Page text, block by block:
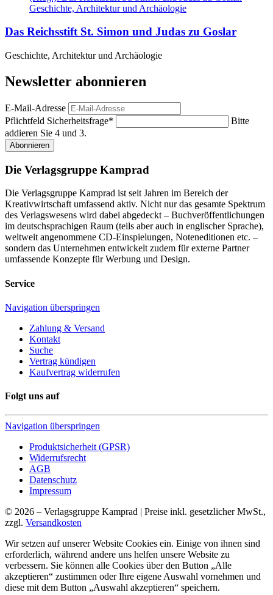
Das Reichsstift St. Simon und Judas zu Goslar
Geschichte, Architektur und Archäologie
Newsletter abonnieren
E-Mail-Adresse
Pflichtfeld Sicherheitsfrage*
Bitte
addieren Sie 4 und 3.
Abonnieren
Die Verlagsgruppe Kamprad
Die Verlagsgruppe Kamprad ist seit Jahren im Bereich der
Kreativwirtschaft umfassend aktiv. Nicht nur das gesamte Spektrum
des Verlagswesens wird dabei abgedeckt – Buchveröffentlichungen
im deutschsprachigen Raum (teils aber auch in englischer Sprache),
weltweit angenommene CD-Einspielungen, Noteneditionen etc. –
sondern das Unternehmen entwickelt zudem für externe Partner
umfassende Konzepte für Werbung und Design.
Service
Navigation überspringen
Zahlung & Versand
Kontakt
Suche
Vertrag kündigen
Kaufvertrag widerrufen
Folgt uns auf
Navigation überspringen
Produktsicherheit (GPSR)
Widerrufsrecht
AGB
Datenschutz
Impressum
© 2026 – Verlagsgruppe Kamprad | Preise inkl. gesetzlicher MwSt.,
zzgl. Versandkosten
Wir setzen auf unserer Website Cookies ein. Einige von ihnen sind
erforderlich, während andere uns helfen unsere Website zu
verbessern. Sie können alle Cookies über den Button „Alle
akzeptieren“ zustimmen oder Ihre eigene Auswahl vornehmen und
diese mit dem Button „Auswahl akzeptieren“ speichern.